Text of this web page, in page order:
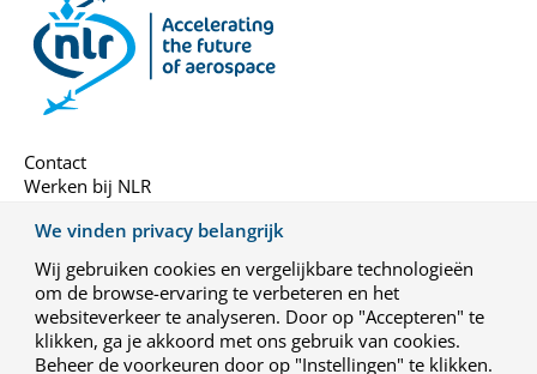
Contact
Werken bij NLR
Over ons
Nieuwsbrief
Algemene voorwaarden
Privacy-instellingen
We vinden privacy belangrijk
Wij gebruiken cookies en vergelijkbare technologieën
om de browse-ervaring te verbeteren en het
websiteverkeer te analyseren. Door op "Accepteren" te
klikken, ga je akkoord met ons gebruik van cookies.
Beheer de voorkeuren door op "Instellingen" te klikken.